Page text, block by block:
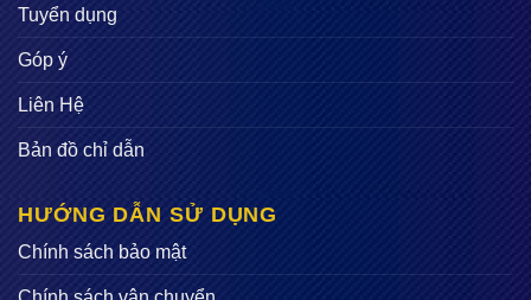
Tuyển dụng
Góp ý
Liên Hệ
Bản đồ chỉ dẫn
HƯỚNG DẪN SỬ DỤNG
Chính sách bảo mật